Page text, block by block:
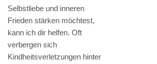
Selbstliebe und inneren
Frieden stärken möchtest,
kann ich dir helfen. Oft
verbergen sich
Kindheitsverletzungen hinter